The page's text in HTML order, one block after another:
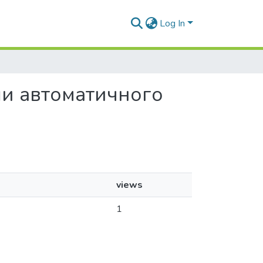
Log In
автоматичного
views
1